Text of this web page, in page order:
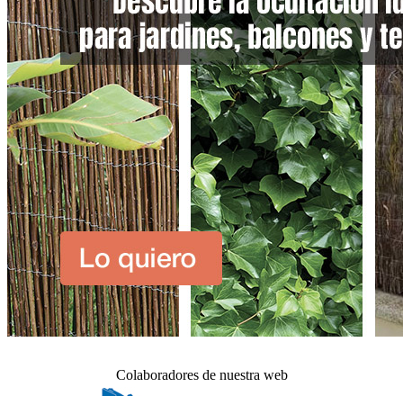
Colaboradores de nuestra web